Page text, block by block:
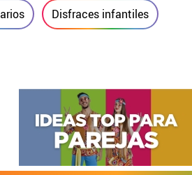
Disfraces infantiles